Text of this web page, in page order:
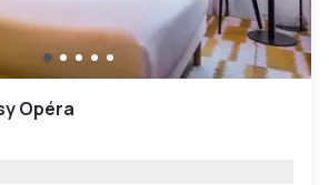
Opéra